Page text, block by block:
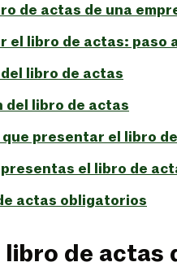
de actas de una
el libro de actas: paso
libro de actas
del libro de actas
que presentar el libro
presentas el libro de
actas obligatorios
libro de actas